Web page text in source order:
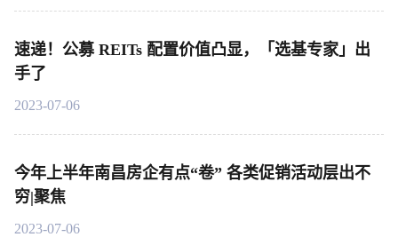
速递！公募 REITs 配置价值凸显，「选基专家」出
手了
2023-07-06
今年上半年南昌房企有点“卷” 各类促销活动层出不
穷|聚焦
2023-07-06